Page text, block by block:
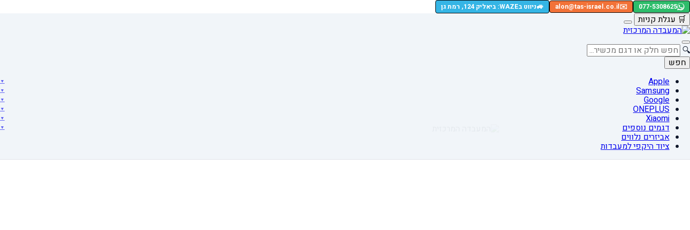
077-5308625
✉️
alon@tas-israel.co.il
🚙ניווט בWAZE: ביאליק 124, רמת גן
🛒 עגלת קניות
🔍
חפש
Apple
Samsung
Google
ONEPLUS
Xiaomi
דגמים נוספים
אביזרים נלווים
ציוד היקפי למעבדות